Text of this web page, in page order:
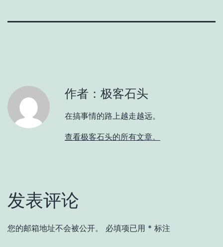
作者：极客石头
在搞事情的路上越走越远。
查看极客石头的所有文章。
发表评论
您的邮箱地址不会被公开。 必填项已用 * 标注